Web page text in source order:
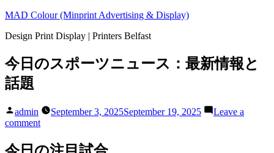
Skip
content
MAD Colour (Minprint Advertising & Display)
Design Print Display | Printers Belfast
今日のスポーツニュース：最新情報と
話題
Posted
by
admin September 3, 2025September 19, 2025
Leave a
commenton
日